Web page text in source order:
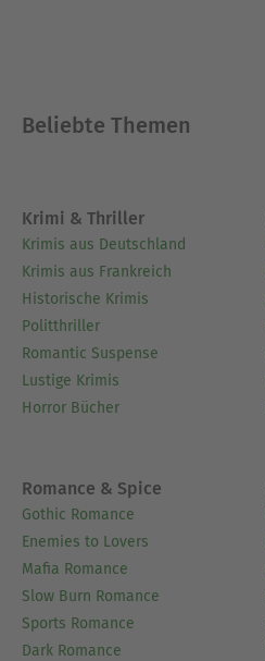
Beliebte Themen
Krimi & Thriller
Krimis aus Deutschland
Krimis aus Frankreich
Historische Krimis
Politthriller
Romantic Suspense
Lustige Krimis
Horror Bücher
Romance & Spice
Gothic Romance
Enemies to Lovers
Mafia Romance
Slow Burn Romance
Sports Romance
Dark Romance